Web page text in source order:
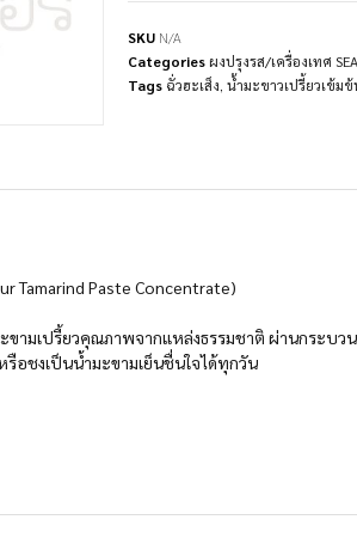
SKU N/A
Categories ผงปรุงรส/เครื่องเทศ
Tags ฉั่วฮะเส็ง น้ำมะขาวเปรี้ยวเข้ม
Tamarind Paste Concentrate)
ขามเปรี้ยวคุณภาพจากแหล่งธรรมชาติ ผ่านกระบ
รือชงเป็นน้ำมะขามเย็นชื่นใจได้ทุกวัน